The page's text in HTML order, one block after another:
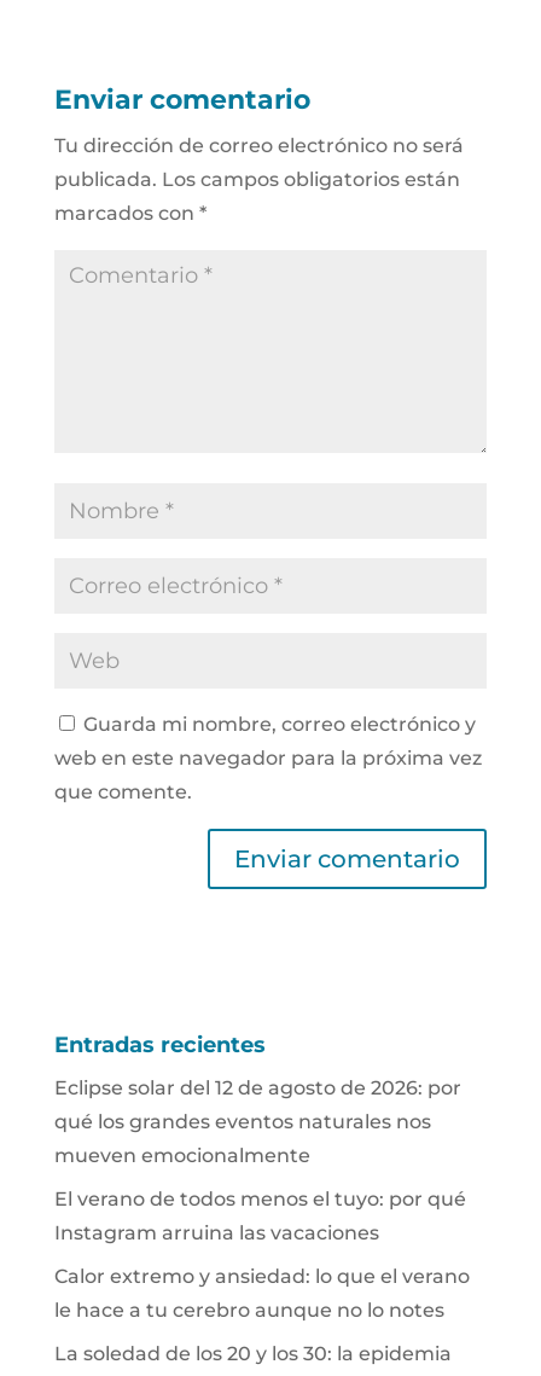
Enviar comentario
Tu dirección de correo electrónico no será
publicada. Los campos obligatorios están
marcados con *
Guarda mi nombre, correo electrónico y
web en este navegador para la próxima vez
que comente.
Entradas recientes
Eclipse solar del 12 de agosto de 2026: por
qué los grandes eventos naturales nos
mueven emocionalmente
El verano de todos menos el tuyo: por qué
Instagram arruina las vacaciones
Calor extremo y ansiedad: lo que el verano
le hace a tu cerebro aunque no lo notes
La soledad de los 20 y los 30: la epidemia